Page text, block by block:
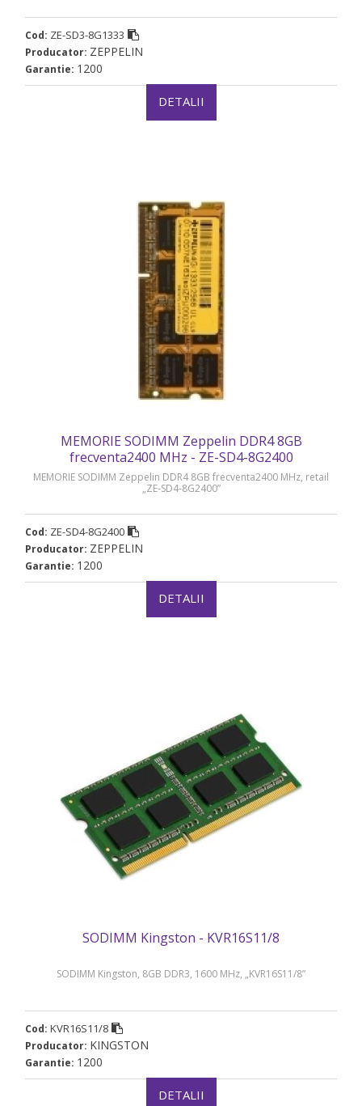
Cod: ZE-SD3-8G1333
Producator: ZEPPELIN
Garantie: 1200
DETALII
MEMORIE SODIMM Zeppelin DDR4 8GB
frecventa2400 MHz - ZE-SD4-8G2400
MEMORIE SODIMM Zeppelin DDR4 8GB frecventa2400 MHz, retail
„ZE-SD4-8G2400”
Cod: ZE-SD4-8G2400
Producator: ZEPPELIN
Garantie: 1200
DETALII
SODIMM Kingston - KVR16S11/8
SODIMM Kingston, 8GB DDR3, 1600 MHz, „KVR16S11/8”
Cod: KVR16S11/8
Producator: KINGSTON
Garantie: 1200
DETALII